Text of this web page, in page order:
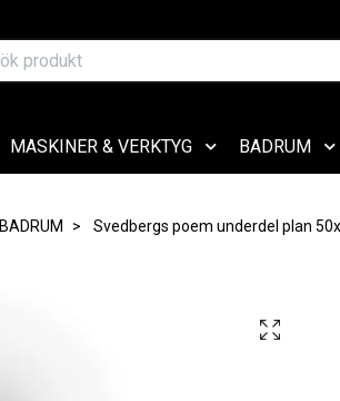
MASKINER & VERKTYG BADRUM
BADRUM Svedbergs poem underdel plan